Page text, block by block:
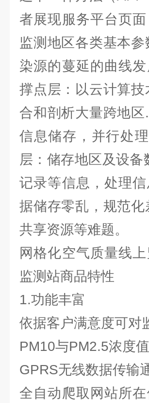
者展现服务平台页
监测地区各类基本
染源的蔓延的曲线
撑点层：以云计算
合和剖析大量跨地
信息储存，并行处
层：储存地区及设
记录等信息，处理
据储存零乱，规范
共享资源等难题。
网格化空气质量线
监测站商品特性
1.功能丰富
依据客户满意度可对
PM10与PM2.5浓度
GPRS无线数据传输
全自动爬取网站所